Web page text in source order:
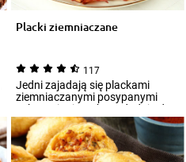
Placki ziemniaczane
117
Jedni zajadają się plackami
ziemniaczanymi posypanymi
cukrem, inni z ochotą dodają do
nich gęstą...